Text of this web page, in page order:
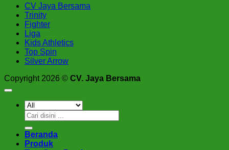
CV Jaya Bersama
Trinity
Fighter
Liga
Kids Athletics
Top Spin
Silver Arrow
Copyright 2026 © CV. Jaya Bersama
Pencarian
untuk:
Beranda
Produk